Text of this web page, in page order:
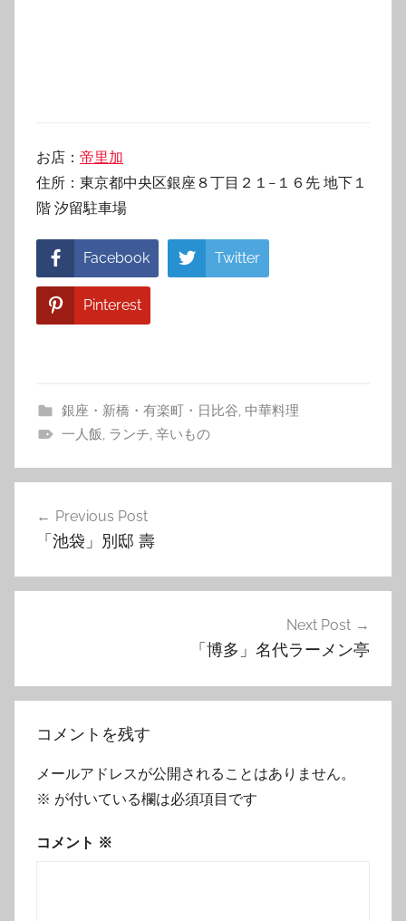
お店： 帝里加
住所：東京都中央区銀座８丁目２１−１６先 地下１
階 汐留駐車場
Facebook Twitter
Pinterest
銀座・新橋・有楽町・日比谷 中華料理
一人飯 ランチ 辛いもの
ビ
シ
Previous Post
「池袋」別邸 壽
Next Post
「博多」名代ラーメン亭
コメントを残す
メールアドレスが公開されることはありません。
※ が付いている欄は必須項目です
コメント ※